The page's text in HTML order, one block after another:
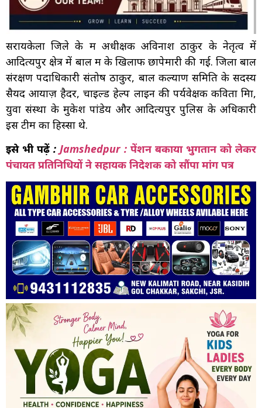
सरायकेला जिले के श्रम अधीक्षक अविनाश ठाकुर के नेतृत्व में
आदित्यपुर क्षेत्र में बाल श्रम के खिलाफ छापेमारी की गई. जिला बाल
संरक्षण पदाधिकारी संतोष ठाकुर, बाल कल्याण समिति के सदस्य
सैयद आयाज़ हैदर, चाइल्ड हेल्प लाइन की पर्यवेक्षक कविता मिश्रा,
युवा संस्था के मुकेश पांडेय और आदित्यपुर पुलिस के अधिकारी
इस टीम का हिस्सा थे.
इसे भी पढ़ें : Jamshedpur : पेंशन बकाया भुगतान को लेकर
पंचायत प्रतिनिधियों ने सहायक निदेशक को सौंपा मांग पत्र